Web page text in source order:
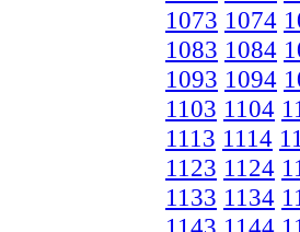
1073 1074
1083 1084
1093 1094
1103 1104
1113 1114
1123 1124
1133 1134